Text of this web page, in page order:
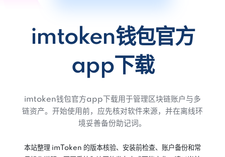
imtoken钱包官方
app下载
imtoken钱包官方app下载用于管理区块链账户与多
链资产。开始使用前，应先核对软件来源，并在离线环
境妥善备份助记词。
本站整理 imToken 的版本核验、安装前检查、账户备份和常